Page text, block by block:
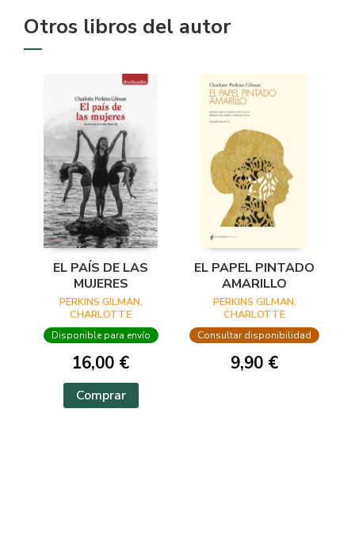
Otros libros del autor
EL PAÍS DE LAS
MUJERES
PERKINS GILMAN,
CHARLOTTE
Disponible para envío
16,00 €
Comprar
EL PAPEL PINTADO
AMARILLO
PERKINS GILMAN,
CHARLOTTE
Consultar disponibilidad
9,90 €